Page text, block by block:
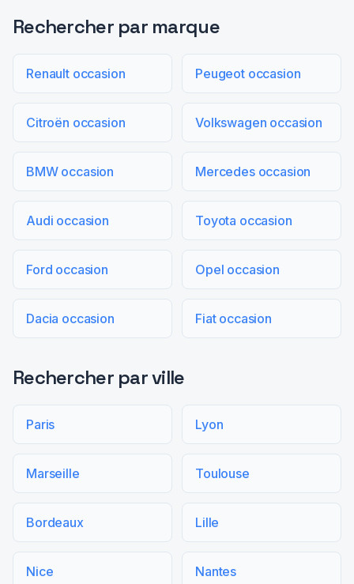
Rechercher par marque
Renault occasion Peugeot occasion
Citroën occasion Volkswagen occasion
BMW occasion Mercedes occasion
Audi occasion Toyota occasion
Ford occasion Opel occasion
Dacia occasion Fiat occasion
Rechercher par ville
Paris Lyon
Marseille Toulouse
Bordeaux Lille
Nice Nantes